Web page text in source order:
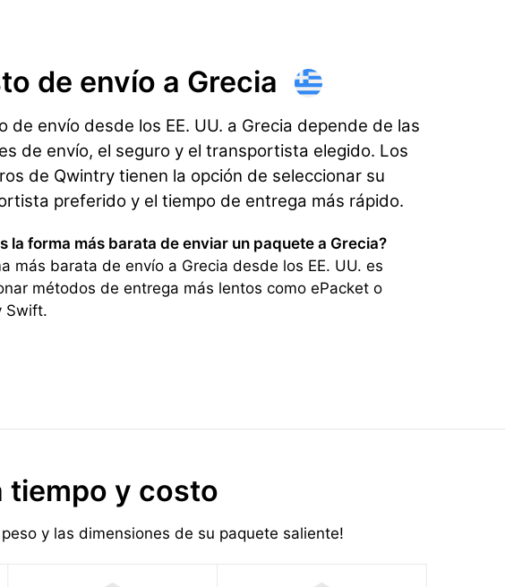
de envío a Grecia
de envío desde los EE. UU. a Grecia depende de las
de envío, el seguro y el transportista elegido. Los
de Qwintry tienen la opción de seleccionar su
preferido y el tiempo de entrega más rápido.
la forma más barata de enviar un paquete a Grecia?
más barata de envío a Grecia desde los EE. UU. es
métodos de entrega más lentos como ePacket o
Swift.
tiempo y costo
y las dimensiones de su paquete saliente!